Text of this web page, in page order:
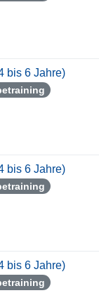
bis 6 Jahre)
bis 6 Jahre)
bis 6 Jahre)